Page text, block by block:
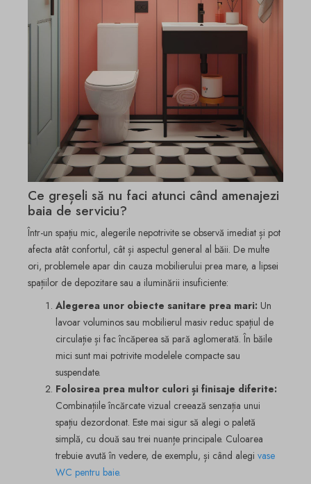
Ce greșeli să nu faci atunci când amenajezi
baia de serviciu?
Într-un spațiu mic, alegerile nepotrivite se observă imediat și pot
afecta atât confortul, cât și aspectul general al băii. De multe
ori, problemele apar din cauza mobilierului prea mare, a lipsei
spațiilor de depozitare sau a iluminării insuficiente:
Alegerea unor obiecte sanitare prea mari: Un
lavoar voluminos sau mobilierul masiv reduc spațiul de
circulație și fac încăperea să pară aglomerată. În băile
mici sunt mai potrivite modelele compacte sau
suspendate.
Folosirea prea multor culori și finisaje diferite:
Combinațiile încărcate vizual creează senzația unui
spațiu dezordonat. Este mai sigur să alegi o paletă
simplă, cu două sau trei nuanțe principale. Culoarea
trebuie avută în vedere, de exemplu, și când alegi vase
WC pentru baie.